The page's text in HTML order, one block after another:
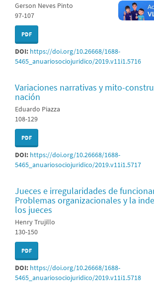
Gerson Neves Pinto
97-107
PDF
DOI: https://doi.org/10.26668/1688-
5465_anuariosociojuridico/2019.v11i1.5716
Variaciones narrativas y mito-
nación
Eduardo Piazza
108-129
PDF
DOI: https://doi.org/10.26668/1688-
5465_anuariosociojuridico/2019.v11i1.5717
Jueces e irregularidades de
Problemas organizacionales y la
los jueces
Henry Trujillo
130-150
PDF
DOI: https://doi.org/10.26668/1688-
5465_anuariosociojuridico/2019.v11i1.5718